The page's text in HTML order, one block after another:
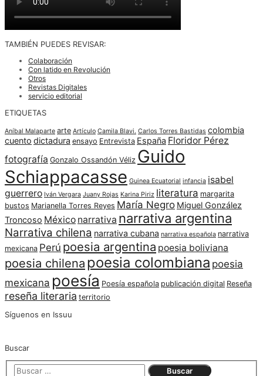
TAMBIÉN PUEDES REVISAR:
Colaboración
Con latido en Revolución
Otros
Revistas Digitales
servicio editorial
ETIQUETAS
Aníbal Malaparte arte Artículo Camila Blavi. Carlos Torres Bastidas colombia
cuento dictadura ensayo Entrevista España Floridor Pérez
fotografía Gonzalo Ossandón Véliz Guido
Schiappacasse Guinea Ecuatorial infancia isabel
guerrero Iván Vergara Juany Rojas Karina Piriz literatura margarita
bustos Marianella Torres Reyes María Negro Miguel González
Troncoso México narrativa narrativa argentina
Narrativa chilena narrativa cubana narrativa española narrativa
mexicana Perú poesia argentina poesia boliviana
poesia chilena poesia colombiana poesia
mexicana poesía Poesía española publicación digital Reseña
reseña literaria territorio
Síguenos en Issuu
Buscar